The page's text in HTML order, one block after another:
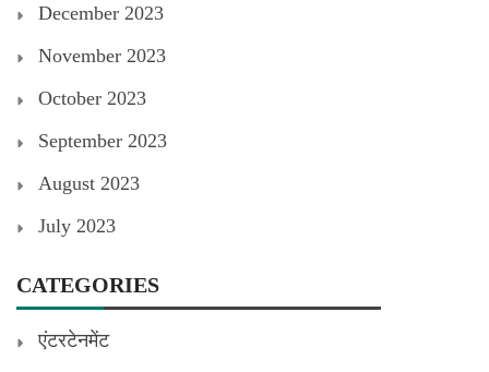
December 2023
November 2023
October 2023
September 2023
August 2023
July 2023
CATEGORIES
एंटरटेनमेंट